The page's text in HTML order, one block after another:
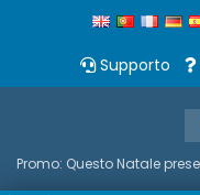
Supporto